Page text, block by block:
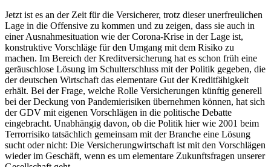
Jetzt ist es an der Zeit für die Versicherer, trotz dieser unerfreulichen
Lage in die Offensive zu kommen und zu zeigen, dass sie auch in
einer Ausnahmesituation wie der Corona-Krise in der Lage ist,
konstruktive Vorschläge für den Umgang mit dem Risiko zu
machen. Im Bereich der Kreditversicherung hat es schon früh eine
geräuschlose Lösung im Schulterschluss mit der Politik gegeben, die
der deutschen Wirtschaft das elementare Gut der Kreditfähigkeit
erhält. Bei der Frage, welche Rolle Versicherungen künftig generell
bei der Deckung von Pandemierisiken übernehmen können, hat sich
der GDV mit eigenen Vorschlägen in die politische Debatte
eingebracht. Unabhängig davon, ob die Politik hier wie 2001 beim
Terrorrisiko tatsächlich gemeinsam mit der Branche eine Lösung
sucht oder nicht: Die Versicherungwirtschaft ist mit den Vorschlägen
wieder im Geschäft, wenn es um elementare Zukunftsfragen unserer